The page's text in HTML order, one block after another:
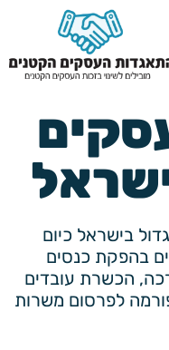
בישראל כיום
בהפקת כנסים
הכשרת עובדים
לפרסום משרות